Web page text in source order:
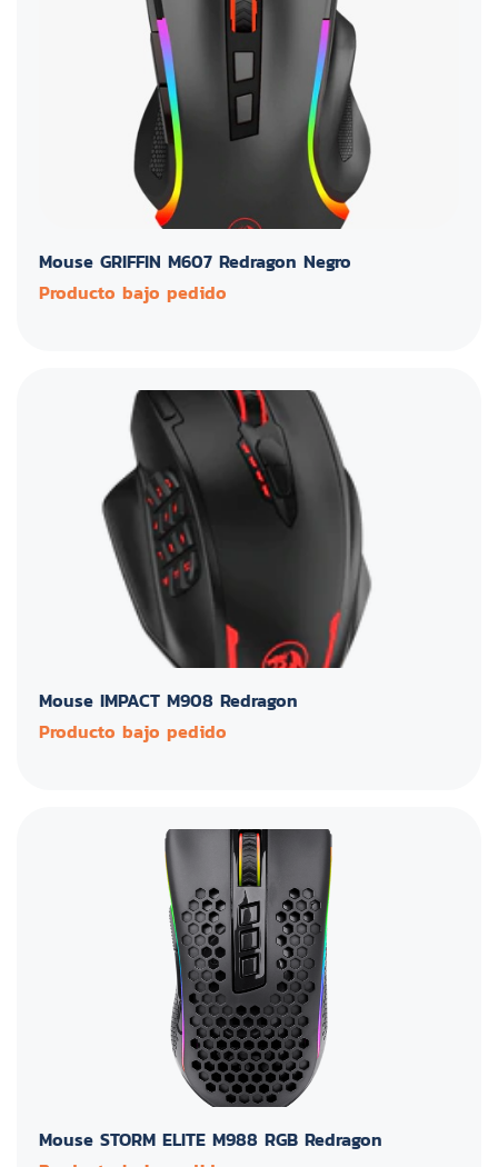
Mouse GRIFFIN M607 Redragon Negro
Producto bajo pedido
Mouse IMPACT M908 Redragon
Producto bajo pedido
Mouse STORM ELITE M988 RGB Redragon